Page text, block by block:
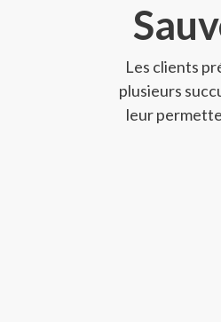
Les clients
plusieurs
leur